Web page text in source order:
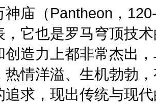
神庙（Pantheon，
，它也是罗马穹顶技
创造力上都非常杰出
热情洋溢、生机勃勃
追求，现出传统与现